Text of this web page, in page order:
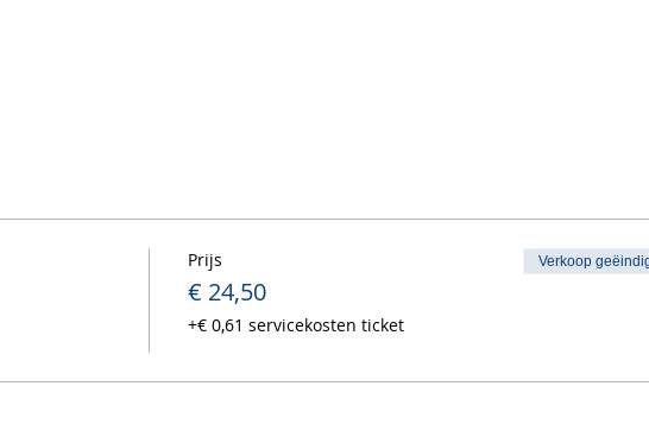
Prijs
€ 24,50
+€ 0,61 servicekosten ticket
Verkoop